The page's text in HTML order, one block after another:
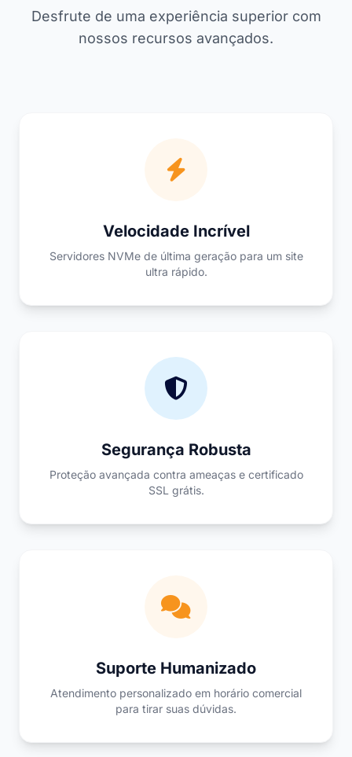
Desfrute de uma experiência superior com
nossos recursos avançados.
Velocidade Incrível
Servidores NVMe de última geração para um site
ultra rápido.
Segurança Robusta
Proteção avançada contra ameaças e certificado
SSL grátis.
Suporte Humanizado
Atendimento personalizado em horário comercial
para tirar suas dúvidas.